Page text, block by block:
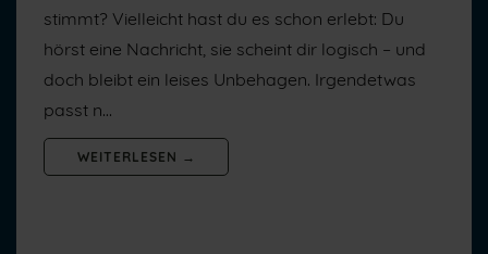
stimmt? Vielleicht hast du es schon erlebt: Du
hörst eine Nachricht, sie scheint dir logisch – und
doch bleibt ein leises Unbehagen. Irgendetwas
passt n…
WEITERLESEN →